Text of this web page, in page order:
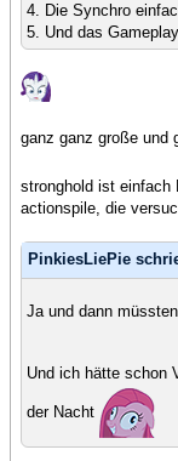
4. Die Synchro
5. Und das
ganz ganz große und
stronghold ist einfach
actionspile, die
PinkiesLiePie
Ja und dann
Und ich hätte schon
der Nacht